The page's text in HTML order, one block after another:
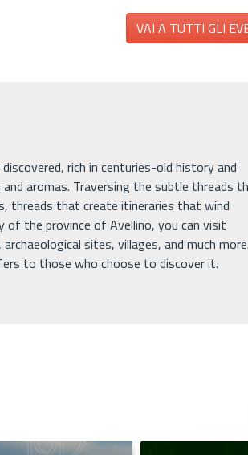
VAI A TUTTI GLI
rich in centuries-old history and
aromas. Traversing the subtle threads
threads that create itineraries that wind
of the province of Avellino, you can visit
sites, villages, and much more.
to those who choose to discover it.